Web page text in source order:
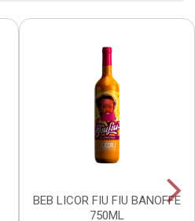
BEB LICOR FIU FIU BANOFFE
750ML